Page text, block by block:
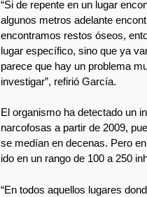
“Si de repente en un lugar
algunos metros adelante
encontramos restos óseos,
lugar específico, sino que ya
parece que hay un problema
investigar”, refirió García.
El organismo ha detectado un
narcofosas a partir de 2009,
se medían en decenas. Pero
ido en un rango de 100 a 250
“En todos aquellos lugares